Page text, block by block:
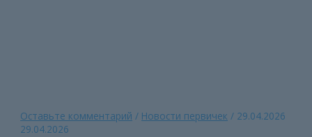
Оставьте комментарий / Новости первичек / 29.04.2026
29.04.2026